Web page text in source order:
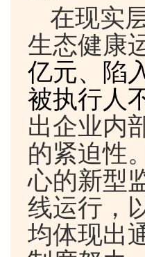
在现实
生态健康
亿元、陷
被执行人
出企业内
的紧迫性
心的新型
线运行，
均体现出